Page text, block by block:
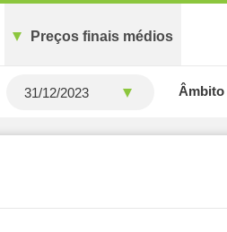
Preços finais médios
Âmbito